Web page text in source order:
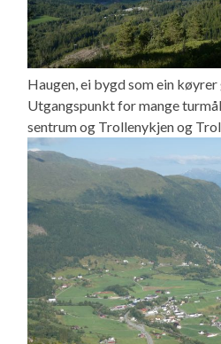
Haugen, ei bygd som ein
Utgangspunkt for mange
sentrum og Trollenykjen og